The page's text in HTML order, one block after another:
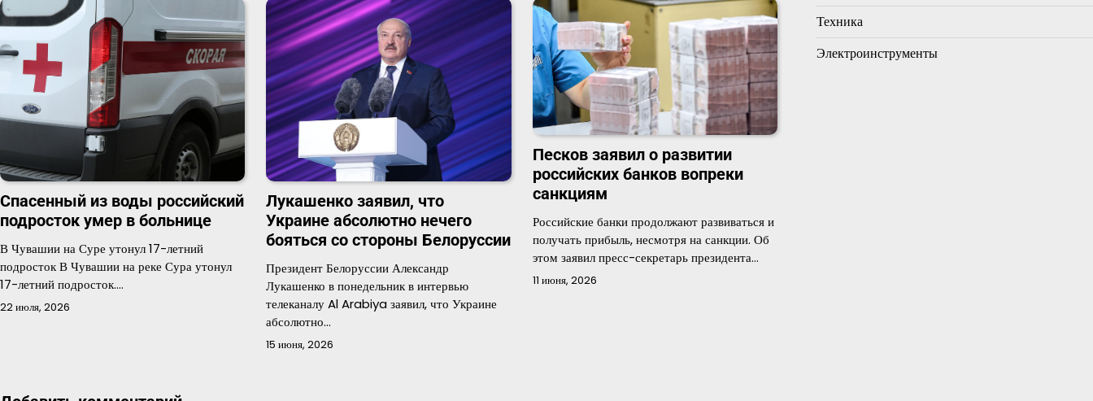
Спасенный из воды российский
подросток умер в больнице
В Чувашии на Суре утонул 17-летний
подросток В Чувашии на реке Сура утонул
17-летний подросток.…
22 июля, 2026
Лукашенко заявил, что
Украине абсолютно нечего
бояться со стороны Белоруссии
Президент Белоруссии Александр
Лукашенко в понедельник в интервью
телеканалу Al Arabiya заявил, что Украине
абсолютно…
15 июня, 2026
Песков заявил о развитии
российских банков вопреки
санкциям
Российские банки продолжают развиваться и
получать прибыль, несмотря на санкции. Об
этом заявил пресс-секретарь президента…
11 июня, 2026
Техника
Электроинструменты